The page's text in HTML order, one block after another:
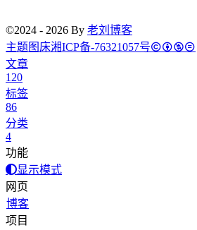
©2024 - 2026 By 老刘博客
主题 图床湘ICP备-76321057号
文章
120
标签
86
分类
4
功能
显示模式
网页
博客
项目